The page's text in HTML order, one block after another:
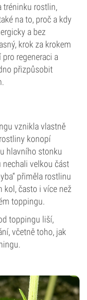
tréninku rostlin,
na to, proč a kdy
a bez
krok za krokem
regeneraci a
přizpůsobit
vznikla vlastně
konopí
hlavního stonku
velkou část
přiměla rostlinu
často i více než
toppingu.
toppingu liší,
včetně toho, jak